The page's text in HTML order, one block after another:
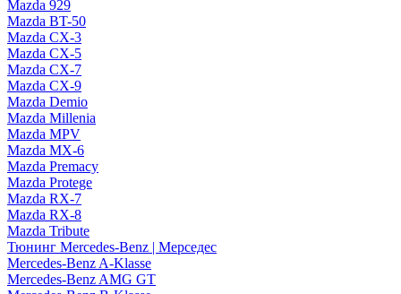
Mazda 929
Mazda BT-50
Mazda CX-3
Mazda CX-5
Mazda CX-7
Mazda CX-9
Mazda Demio
Mazda Millenia
Mazda MPV
Mazda MX-6
Mazda Premacy
Mazda Protege
Mazda RX-7
Mazda RX-8
Mazda Tribute
Тюнинг Mercedes-Benz | Мерседес
Mercedes-Benz A-Klasse
Mercedes-Benz AMG GT